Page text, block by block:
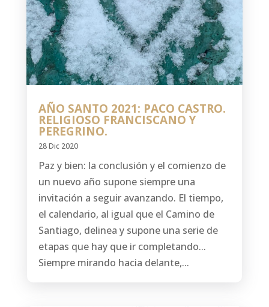
AÑO SANTO 2021: PACO CASTRO.
RELIGIOSO FRANCISCANO Y
PEREGRINO.
28 Dic 2020
Paz y bien: la conclusión y el comienzo de
un nuevo año supone siempre una
invitación a seguir avanzando. El tiempo,
el calendario, al igual que el Camino de
Santiago, delinea y supone una serie de
etapas que hay que ir completando...
Siempre mirando hacia delante,...